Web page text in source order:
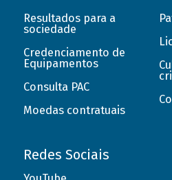
Resultados para a
sociedade
Credenciamento de
Equipamentos
Consulta PAC
Moedas contratuais
Redes Sociais